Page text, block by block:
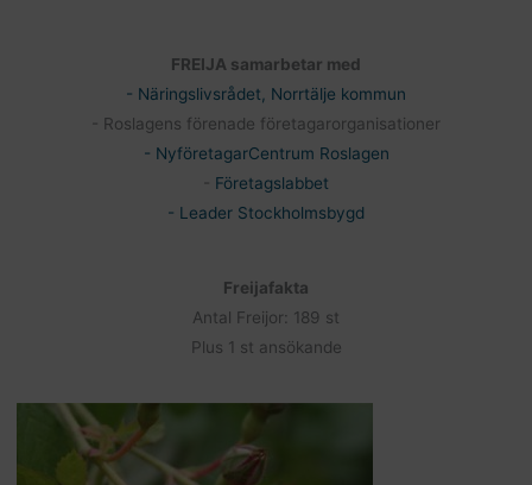
FREIJA samarbetar med
- Näringslivsrådet, Norrtälje kommun
- Roslagens förenade företagarorganisationer
- NyföretagarCentrum Roslagen
Företagslabbet
- Leader Stockholmsbygd
Freijafakta
Antal Freijor: 189 st
Plus 1 st ansökande